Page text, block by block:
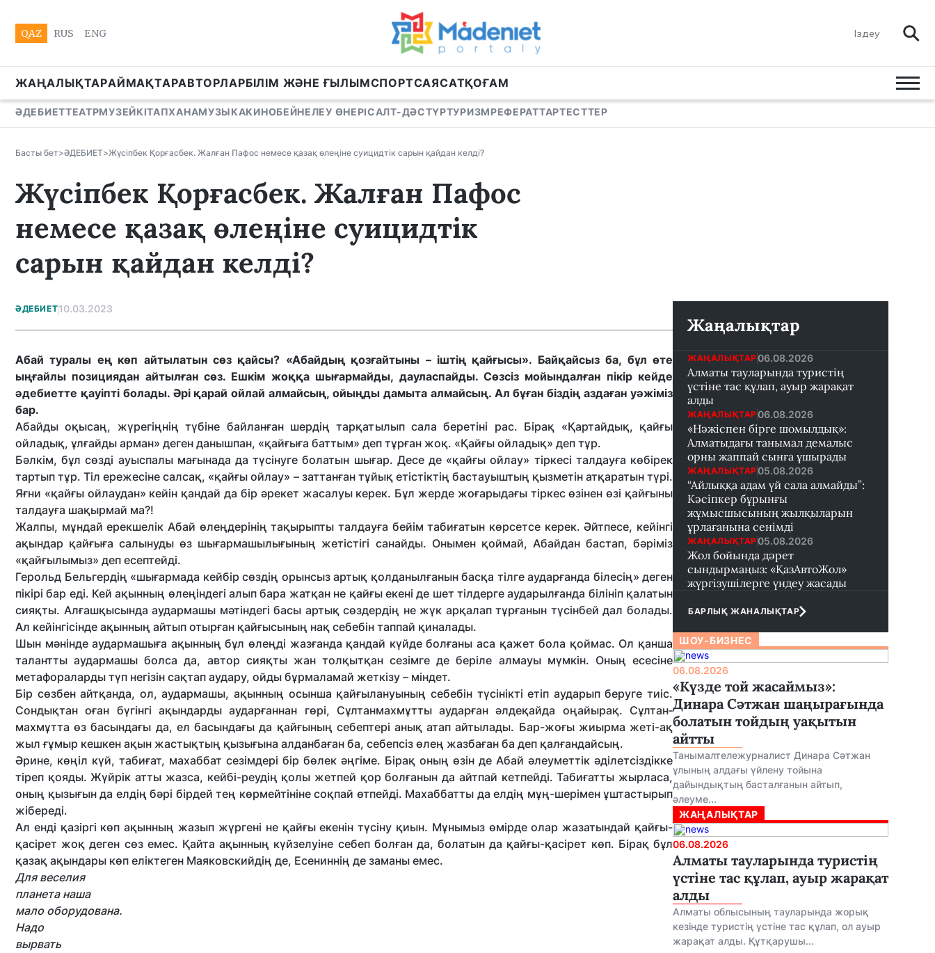
QAZ RUS ENG
ЖАҢАЛЫҚТАРАЙМАҚТАРАВТОРЛАРБІЛІМ ЖӘНЕ ҒЫЛЫМСПОРТСАЯСАТҚОҒАМ
ӘДЕБИЕТТЕАТРМУЗЕЙКІТАПХАНАМУЗЫКАКИНОБЕЙНЕЛЕУ ӨНЕРІСАЛТ-ДӘСТҮРТУРИЗМРЕФЕРАТТАРТЕСТТЕР
Басты бет>ӘДЕБИЕТ>Жүсіпбек Қорғасбек. Жалған Пафос немесе қазақ өлеңіне суицидтік сарын қайдан келді?
Жүсіпбек Қорғасбек. Жалған Пафос
немесе қазақ өлеңіне суицидтік
сарын қайдан келді?
ӘДЕБИЕТ10.03.2023
Абай туралы ең көп айтылатын сөз қайсы? «Абайдың қозғайтыны – іштің қайғысы». Байқайсыз ба, бұл өте
ыңғайлы позициядан айтылған сөз. Ешкім жоққа шығармайды, дауласпайды. Сөзсіз мойындалған пікір кейде
әдебиетте қауіпті болады. Әрі қарай ойлай алмайсың, ойыңды дамыта алмайсың. Ал бұған біздің аздаған уәжіміз
бар.
Абайды оқысаң, жүрегіңнің түбіне байланған шердің тарқатылып сала беретіні рас. Бірақ «Қартайдық, қайғы
ойладық, ұлғайды арман» деген данышпан, «қайғыға баттым» деп тұрған жоқ. «Қайғы ойладық» деп тұр.
Бәлкім, бұл сөзді ауыспалы мағынада да түсінуге болатын шығар. Десе де «қайғы ойлау» тіркесі талдауға көбірек
тартып тұр. Тіл ережесіне салсақ, «қайғы ойлау» – заттанған тұйық етістіктің бастауыштың қызметін атқаратын түрі.
Яғни «қайғы ойлаудан» кейін қандай да бір әрекет жасалуы керек. Бұл жерде жоғарыдағы тіркес өзінен өзі қайғыны
талдауға шақырмай ма?!
Жалпы, мұндай ерекшелік Абай өлеңдерінің тақырыпты талдауға бейім таби­ғатын көрсетсе керек. Әйтпесе, кейінгі
ақындар қайғыға салынуды өз шығармашылығының жетістігі санайды. Онымен қоймай, Абайдан бастап, бәріміз
«қайғылымыз» деп есептейді.
Герольд Бельгердің «шығармада кей­бір сөздің орынсыз артық қолда­нылғанын басқа тілге аударғанда білесің» деген
пікірі бар еді. Кей ақынның өле­ңіндегі алып бара жатқан не қайғы екені де шет тілдерге аударылғанда білініп қалатын
сияқты. Алғашқысында аудармашы мәтіндегі басы артық сөздердің не жүк арқалап тұрғанын түсінбей дал болады.
Ал кейінгісінде ақынның айтып отырған қайғысының нақ себебін таппай қиналады.
Шын мәнінде аудармашыға ақынның бұл өлеңді жазғанда қандай күйде бол­ғаны аса қажет бола қоймас. Ол қанша
та­лантты аудармашы болса да, автор сияқ­ты жан толқытқан сезімге де беріле алмауы мүмкін. Оның есесіне
метафораларды түп негізін сақтап аудару, ойды бұрмаламай жеткізу – міндет.
Бір сөзбен айтқанда, ол, аудармашы, ақынның осынша қайғылануының себебін түсінікті етіп аударып беруге тиіс.
Сондықтан оған бүгінгі ақындарды аударғаннан гөрі, Сұлтанмахмұтты аударған әлдеқайда оңайырақ. Сұлтан­
махмұтта өз басындағы да, ел басындағы да қайғының себептері анық атап айтылады. Бар-жоғы жиырма жеті-ақ
жыл ғұмыр кешкен ақын жастықтың қызығына алданбаған ба, себепсіз өлең жазбаған ба деп қалғандайсың.
Әрине, көңіл күй, табиғат, махаб­бат сезімдері бір бөлек әңгіме. Бірақ оның өзін де Абай әлеуметтік әділетсіздікке
тіреп қояды. Жүйрік атты жазса, кейбі-р­еудің қолы жетпей қор болғанын да айтпай кетпейді. Табиғатты жырласа,
оның қызығын да елдің бәрі бірдей тең көрмейтініне соқпай өтпейді. Махаббатты да елдің мұң-шерімен ұштастырып
жібереді.
Ал енді қазіргі көп ақынның жазып жүргені не қайғы екенін түсіну қиын. Мұнымыз өмірде олар жазатындай қайғы-
қасірет жоқ деген сөз емес. Қайта ақынның күйзелуіне себеп болған да, болатын да қайғы-қасірет көп. Бірақ бұл
қазақ ақындары көп еліктеген Маяковскийдің де, Есениннің де заманы емес.
Для веселия
планета наша
мало оборудована.
Надо
вырвать
Жаңалықтар
ЖАҢАЛЫҚТАР 06.08.2026
Алматы тауларында туристің
үстіне тас құлап, ауыр жарақат
алды
ЖАҢАЛЫҚТАР 06.08.2026
«Нәжіспен бірге шомылдық»:
Алматыдағы танымал демалыс
орны жаппай сынға ұшырады
ЖАҢАЛЫҚТАР 05.08.2026
“Айлыққа адам үй сала алмайды”:
Кәсіпкер бұрынғы
жұмысшысының жылқыларын
ұрлағанына сенімді
ЖАҢАЛЫҚТАР 05.08.2026
Жол бойында дәрет
сындырмаңыз: «ҚазАвтоЖол»
жүргізушілерге үндеу жасады
БАРЛЫҚ ЖАНАЛЫҚТАР
ШОУ-БИЗНЕС
06.08.2026
«Күзде той жасаймыз»:
Динара Сәтжан шаңырағында
болатын тойдың уақытын
айтты
Танымалтележурналист Динара Сәтжан
ұлының алдағы үйлену тойына
дайындықтың басталғанын айтып,
әлеуме...
ЖАҢАЛЫҚТАР
06.08.2026
Алматы тауларында туристің
үстіне тас құлап, ауыр жарақат
алды
Алматы облысының тауларында жорық
кезінде туристің үстіне тас құлап, ол ауыр
жарақат алды. Құтқарушы...